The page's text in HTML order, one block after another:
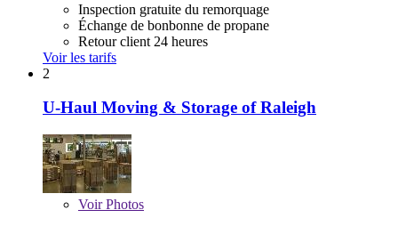
Inspection gratuite du remorquage
Échange de bonbonne de propane
Retour client 24 heures
Voir les tarifs
2
U-Haul Moving & Storage of Raleigh
VoirPhotos